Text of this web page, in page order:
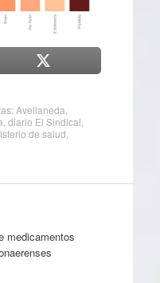
Avellaneda
diario El Sindical
de salud
medicamentos